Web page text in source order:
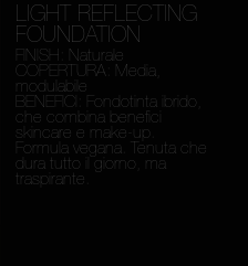
LIGHT REFLECTING
FOUNDATION
FINISH: Naturale
COPERTURA: Media,
modulabile
BENEFICI: Fondotinta ibrido,
che combina benefici
skincare e make-up.
Formula vegana. Tenuta che
dura tutto il giorno, ma
traspirante.